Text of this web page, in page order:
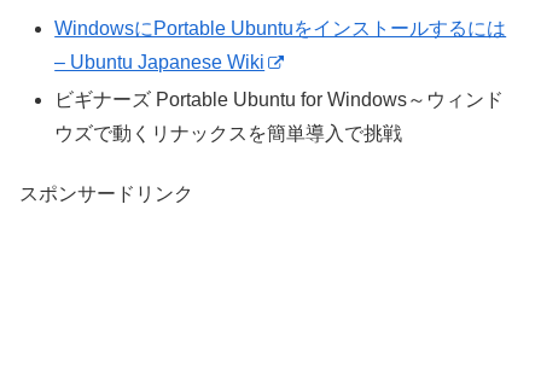
WindowsにPortable Ubuntuをインストールするには
– Ubuntu Japanese Wiki
ビギナーズ Portable Ubuntu for Windows～ウィンド
ウズで動くリナックスを簡単導入で挑戦
スポンサードリンク